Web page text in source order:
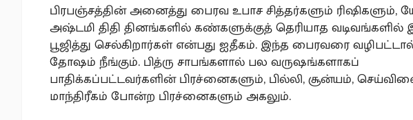
பிரபஞ்சத்தின் அனைத்து பைரவ உபாச சித்தர்களும் ரிஷிகளும்,
அஷ்டமி திதி தினங்களில் கண்களுக்குத் தெரியாத வடிவங்களில்
பூஜித்து செல்கிறார்கள் என்பது ஐதீகம். இந்த பைரவரை வழிபட்டால்
தோஷம் நீங்கும். பித்ரு சாபங்களால் பல வருஷங்களாகப்
பாதிக்கப்பட்டவர்களின் பிரச்னைகளும், பில்லி, சூன்யம்,
மாந்திரீகம் போன்ற பிரச்னைகளும் அகலும்.